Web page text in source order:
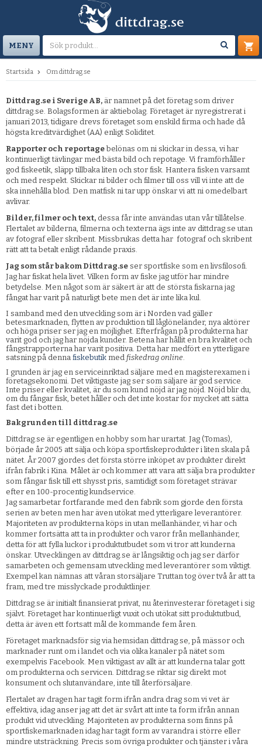
MENY
Startsida Om dittdrag.se
Dittdrag.se i Sverige AB, är namnet på det företag som driver
dittdrag.se. Bolagsformen är aktiebolag. Företaget är nyregistrerat i
januari 2013, tidigare drevs företaget som enskild firma och hade då
högsta kreditvärdighet (AA) enligt Soliditet.
Rapporter och reportage belönas om ni skickar in dessa, vi har
kontinuerligt tävlingar med bästa bild och repotage. Vi framförhåller
god fiskeetik, släpp tillbaka liten och stor fisk. Hantera fisken varsamt
och med respekt. Skickar ni bilder och filmer till oss vill vi inte att de
ska innehålla blod. Den matfisk ni tar upp önskar vi att ni omedelbart
avlivar.
Bilder, filmer och text, dessa får inte användas utan vår tillåtelse.
Flertalet av bilderna, filmerna och texterna ägs inte av dittdrag.se utan
av fotograf eller skribent. Missbrukas detta har fotograf och skribent
rätt att ta betalt enligt rådande praxis.
Jag som står bakom Dittdrag.se ser sportfiske som en livsfilosofi.
Jag har fiskat hela livet. Vilken form av fiske jag utför har mindre
betydelse. Men något som är säkert är att de största fiskarna jag
fångat har varit på naturligt bete men det är inte lika kul.
I samband med den utveckling som är i Norden vad gäller
betesmarknaden, flytten av produktion till låglöneländer, nya aktörer
och höga priser ser jag en möjlighet. Efterfrågan på produkterna har
varit god och jag har nöjda kunder. Betena har hållit en bra kvalitet och
fångstrapporterna har varit positiva. Detta har medfört en ytterligare
satsning på denna fiskebutik med fiskedrag online.
I grunden är jag en serviceinriktad säljare med en magisterexamen i
företagsekonomi. Det viktigaste jag ser som säljare är god service.
Inte priser eller kvalitet, är du som kund nöjd är jag nöjd. Nöjd blir du,
om du fångar fisk, betet håller och det inte kostar för mycket att sätta
fast det i botten.
Bakgrunden till dittdrag.se
Dittdrag.se är egentligen en hobby som har urartat. Jag (Tomas),
började år 2005 att sälja och köpa sportfiskeprodukter i liten skala på
nätet. År 2007 gjordes det första större inköpet av produkter direkt
ifrån fabrik i Kina. Målet är och kommer att vara att sälja bra produkter
som fångar fisk till ett shysst pris, samtidigt som företaget strävar
efter en 100-procentig kundservice.
Jag samarbetar fortfarande med den fabrik som gjorde den första
serien av beten men har även utökat med ytterligare leverantörer.
Majoriteten av produkterna köps in utan mellanhänder, vi har och
kommer fortsätta att ta in produkter och varor från mellanhänder,
detta för att fylla luckor i produktutbudet som vi tror att kunderna
önskar. Utvecklingen av dittdrag.se är långsiktig och jag ser därför
samarbeten och gemensam utveckling med leverantörer som viktigt.
Exempel kan nämnas att våran storsäljare Truttan tog över två år att ta
fram, med tre misslyckade produktlinjer.
Dittdrag.se är initialt finansierat privat, nu återinvesterar företaget i sig
självt. Företaget har kontinuerligt vuxit och utökat sitt produktutbud,
detta är även ett fortsatt mål de kommande fem åren.
Företaget marknadsför sig via hemsidan dittdrag.se, på mässor och
marknader runt om i landet och via olika kanaler på nätet som
exempelvis Facebook. Men viktigast av allt är att kunderna talar gott
om produkterna och servicen. Dittdrag.se riktar sig direkt mot
konsument och slutanvändare, inte till återförsäljare.
Flertalet av dragen har tagit form ifrån andra drag som vi vet är
effektiva, idag anser jag att det är svårt att inte ta form ifrån annan
produkt vid utveckling. Majoriteten av produkterna som finns på
sportfiskemarknaden idag har tagit form av varandra i större eller
mindre utsträckning. Precis som övriga produkter och tjänster i våra